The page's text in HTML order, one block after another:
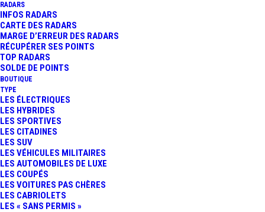
RADARS
INFOS RADARS
CARTE DES RADARS
MARGE D’ERREUR DES RADARS
RÉCUPÉRER SES POINTS
TOP RADARS
SOLDE DE POINTS
BOUTIQUE
TYPE
LES ÉLECTRIQUES
LES HYBRIDES
LES SPORTIVES
LES CITADINES
LES SUV
LES VÉHICULES MILITAIRES
LES AUTOMOBILES DE LUXE
LES COUPÉS
LES VOITURES PAS CHÈRES
LES CABRIOLETS
LES « SANS PERMIS »
13 Minutes